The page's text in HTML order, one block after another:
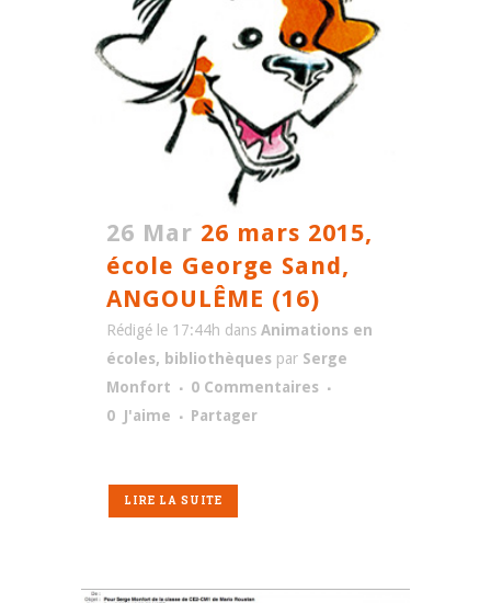
26 Mar 26 mars 2015,
école George Sand,
ANGOULÊME (16)
Rédigé le 17:44h dans Animations en
écoles, bibliothèques par Serge
Monfort
0 Commentaires
0 J'aime Partager
LIRE LA SUITE